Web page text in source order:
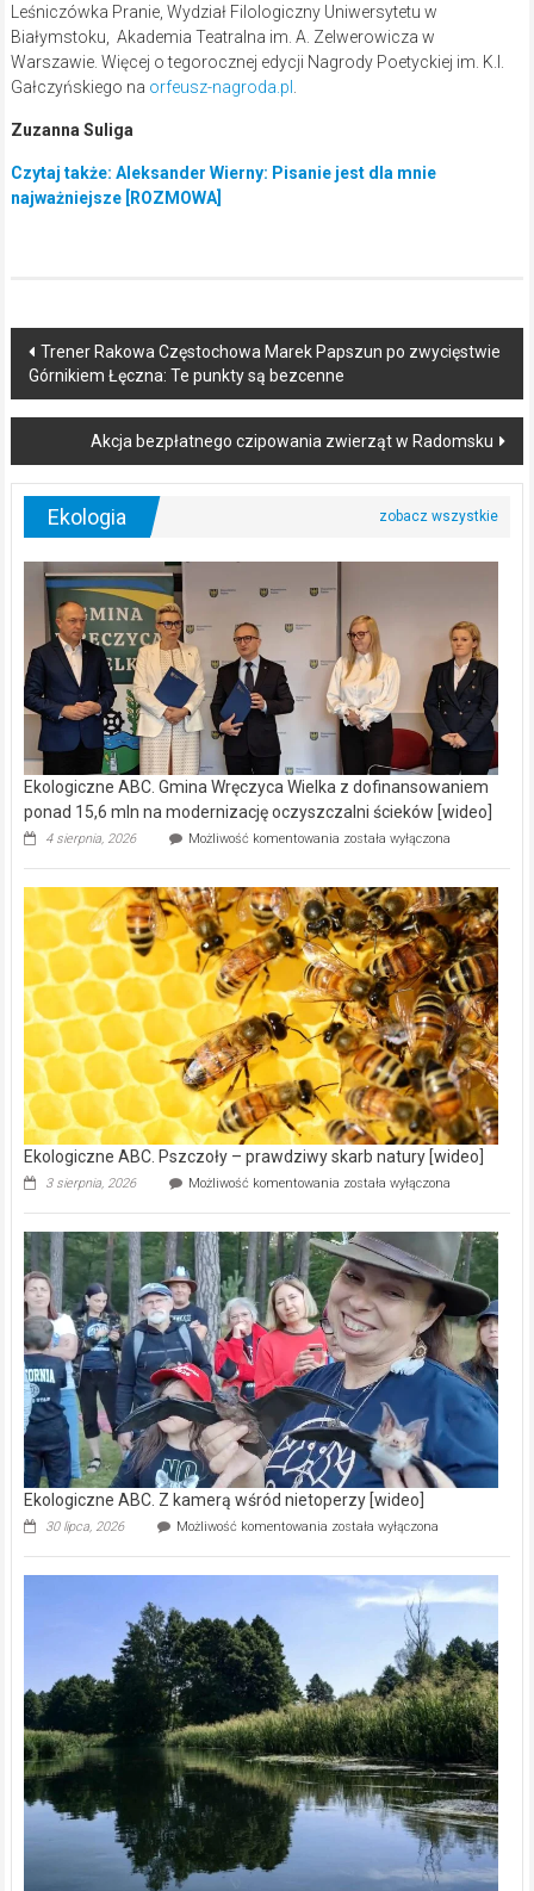
Leśniczówka Pranie, Wydział Filologiczny Uniwersytetu w
Białymstoku, Akademia Teatralna im. A. Zelwerowicza w
Warszawie. Więcej o tegorocznej edycji Nagrody Poetyckiej im. K.I.
Gałczyńskiego na orfeusz-nagroda.pl
Zuzanna Suliga
Czytaj także: Aleksander Wierny: Pisanie jest dla mnie
najważniejsze [ROZMOWA]
Post
navigation
Trener Rakowa Częstochowa Marek Papszun po zwycięstwie
Górnikiem Łęczna: Te punkty są bezcenne
Akcja bezpłatnego czipowania zwierząt w Radomsku
Ekologia
Ekologiczne ABC. Gmina Wręczyca Wielka z dofinansowaniem
ponad 15,6 mln na modernizację oczyszczalni ścieków [wideo]
4 sierpnia, 2026 Możliwość komentowania Ekologiczne
Wręczyca
Wielka
z
dofinansowaniem
ponad
15,6
mln
na
modernizację
oczyszczalni
ścieków
[wideo]
została wyłączona
Ekologiczne ABC. Pszczoły – prawdziwy skarb natury [wideo]
3 sierpnia, 2026 Możliwość komentowania Ekologiczne
–
prawdziwy
skarb
natury
[wideo]
została wyłączona
Ekologiczne ABC. Z kamerą wśród nietoperzy [wideo]
30 lipca, 2026 Możliwość komentowania Ekologiczne
kamerą
wśród
została wyłączona